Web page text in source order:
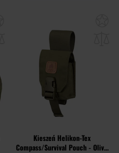
Kieszeń Helikon-Tex
Compass/Survival Pouch - Olive